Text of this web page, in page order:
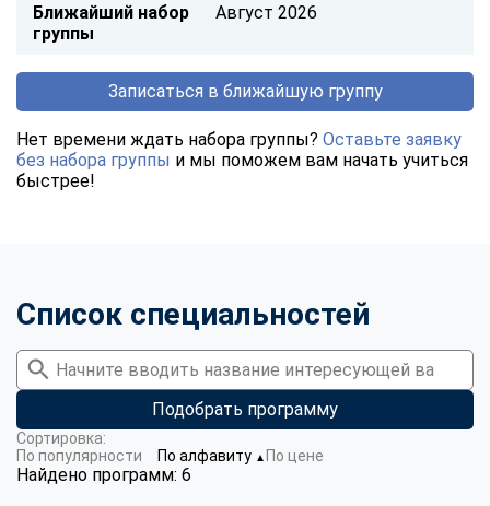
Ближайший набор
группы
Август 2026
Записаться в ближайшую группу
Нет времени ждать набора группы? Оставьте заявку
без набора группы и мы поможем вам начать учиться
быстрее!
Список специальностей
Подобрать программу
Найдено программ: 6
Сортировка:
По популярности
По алфавиту ▼ По цене